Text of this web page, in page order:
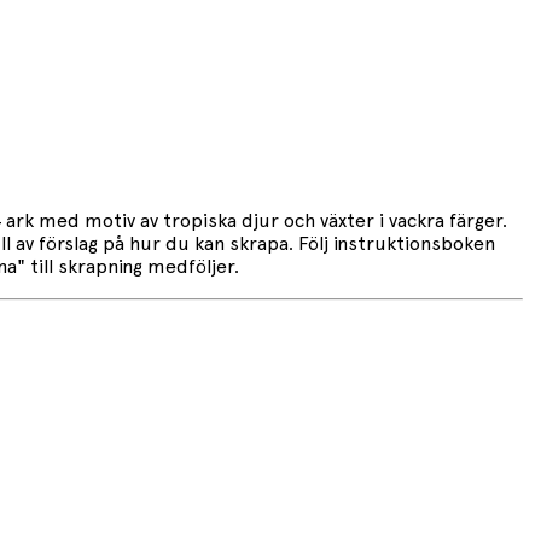
med motiv av tropiska djur och växter i vackra färger.
förslag på hur du kan skrapa. Följ instruktionsboken
till skrapning medföljer.